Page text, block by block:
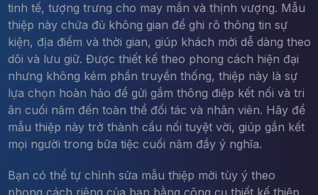
tinh tế, tượng trưng cho may mắn và thịnh vượng. Mẫu
thiệp này chứa đủ không gian để ghi rõ thông tin sự
kiện, địa điểm và thời gian, giúp khách mời dễ dàng theo
dõi và lưu giữ. Được thiết kế theo phong cách hiện đại
nhưng không kém phần truyền thống, thiệp này là sự
lựa chọn hoàn hảo để gửi gắm thông điệp kết nối và tri
ân cuối năm đến toàn thể đối tác và nhân viên. Hãy để
mẫu thiệp này trở thành cầu nối tuyệt vời, giúp gắn kết
mọi người trong bữa tiệc cuối năm đầy ý nghĩa.
Bạn có thể tự chỉnh sửa mẫu thiệp mời tùy ý theo